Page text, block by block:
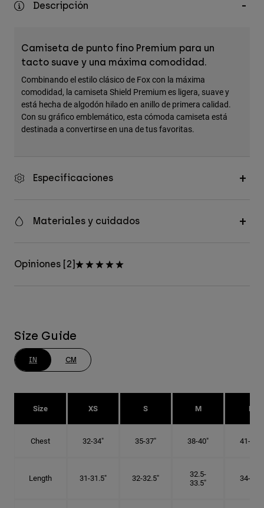
Accesorios
Bolsas y Mochilas
Ver todo
Descripción
Camiseta de punto fino Premium para un
tacto suave y una máxima comodidad.
Combinando el estilo clásico de Fox con la máxima
comodidad, la camiseta Shield Premium es ligera, suave y
está hecha de algodón hilado en anillo de primera calidad.
Con su gráfico emblemático, esta cómoda camiseta está
destinada a convertirse en una de tus favoritas.
Especificaciones
Materiales y cuidados
Opiniones [2]
Size Guide
IN CM
Size XS S M L
Chest 32-34" 35-37" 38-40" 41-43"
Length 31-31.5" 32-32.5"
32.5-
33.5"
34-35"